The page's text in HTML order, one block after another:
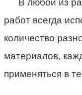
В любой из
работ всегда
количество
материалов,
применяться в